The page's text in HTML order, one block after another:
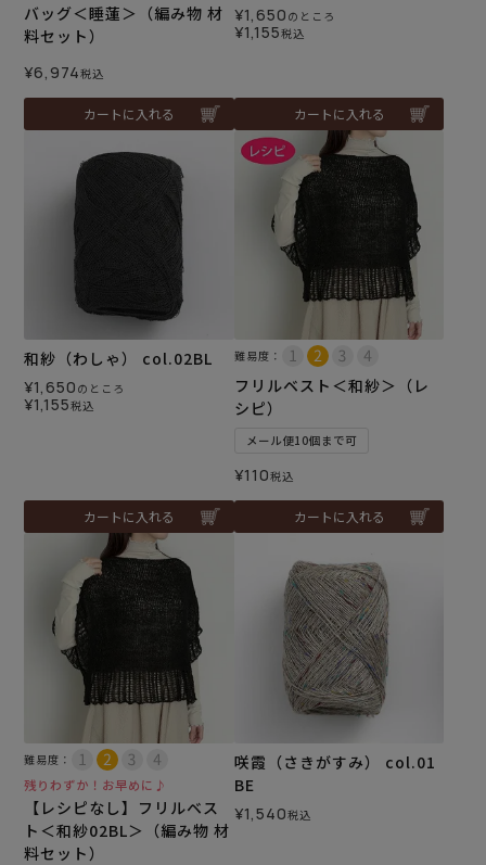
バッグ＜睡蓮＞（編み物 材
料セット）
¥6,974税込
カートに入れる
¥1,650 のところ
¥1,155税込
カートに入れる
和紗（わしゃ） col.02BL
¥1,650 のところ
¥1,155税込
カートに入れる
難易度：
フリルベスト＜和紗＞（レ
シピ）
メール便10個まで可
¥110税込
カートに入れる
難易度：
残りわずか！お早めに♪
【レシピなし】フリルベス
ト＜和紗02BL＞（編み物 材
料セット）
咲霞（さきがすみ） col.01
BE
¥1,540税込